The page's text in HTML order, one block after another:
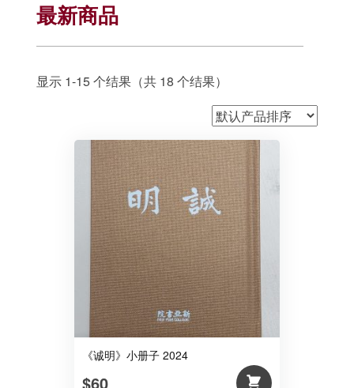
最新商品
显示 1-15 个结果（共 18 个结果）
《诚明》小册子 2024
$60